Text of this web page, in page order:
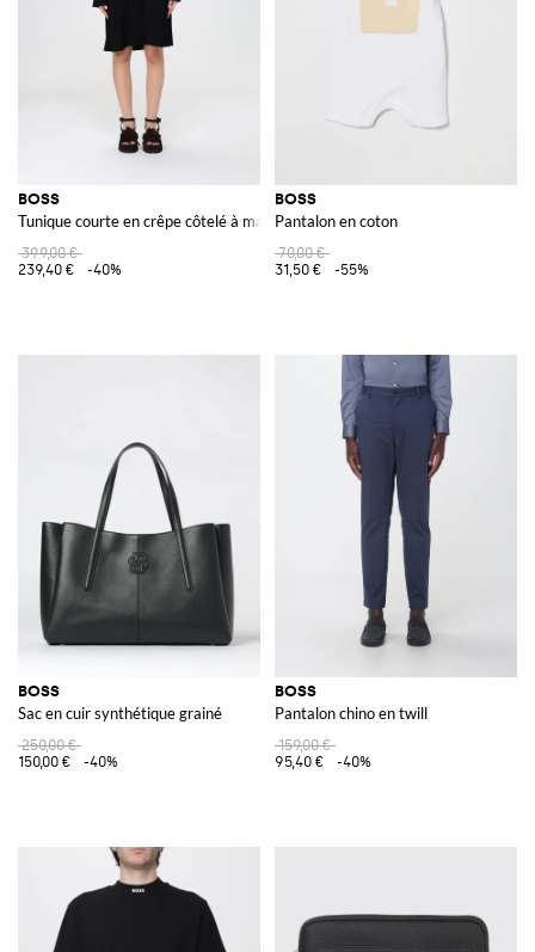
BOSS
Tunique courte en crêpe côtelé à manches longues et col rond
399,00 €
239,40 €
-40%
BOSS
Pantalon en coton
70,00 €
31,50 €
-55%
BOSS
Sac en cuir synthétique grainé
250,00 €
150,00 €
-40%
BOSS
Pantalon chino en twill
159,00 €
95,40 €
-40%